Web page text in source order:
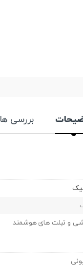
بررسی ها
و تبلت های هوشمند